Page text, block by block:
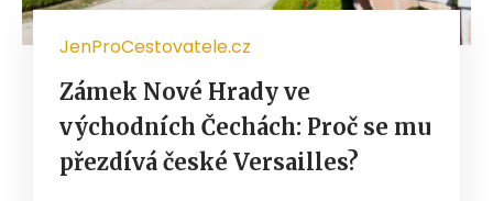
JenProCestovatele.cz
Zámek Nové Hrady ve
východních Čechách: Proč se mu
přezdívá české Versailles?